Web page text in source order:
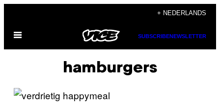
de
+ NEDERLANDS
Open
SUBSCRIBENEWSLETTER
hamburgers